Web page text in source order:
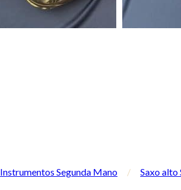
Instrumentos Segunda Mano / Saxo alto